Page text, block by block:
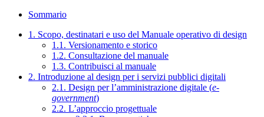
Sommario
1. Scopo, destinatari e uso del Manuale operativo di design
1.1. Versionamento e storico
1.2. Consultazione del manuale
1.3. Contribuisci al manuale
2. Introduzione al design per i servizi pubblici digitali
2.1. Design per l’amministrazione digitale (e-
government)
2.2. L’approccio progettuale